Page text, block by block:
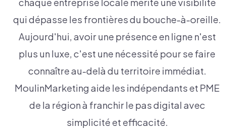
chaque entreprise locale mérite une visibilité
qui dépasse les frontières du bouche-à-oreille.
Aujourd'hui, avoir une présence en ligne n'est
plus un luxe, c'est une nécessité pour se faire
connaître au-delà du territoire immédiat.
MoulinMarketing aide les indépendants et PME
de la région à franchir le pas digital avec
simplicité et efficacité.